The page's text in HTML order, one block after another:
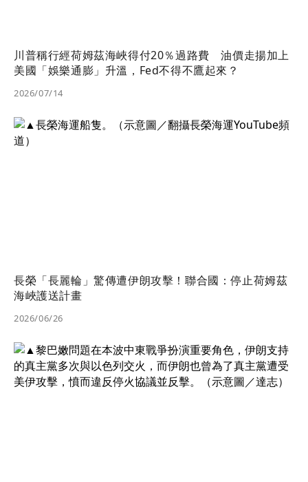
川普稱行經荷姆茲海峽得付20％過路費 油價走揚加上
美國「娛樂通膨」升溫，Fed不得不鷹起來？
2026/07/14
長榮「長麗輪」驚傳遭伊朗攻擊！聯合國：停止荷姆茲
海峽護送計畫
2026/06/26